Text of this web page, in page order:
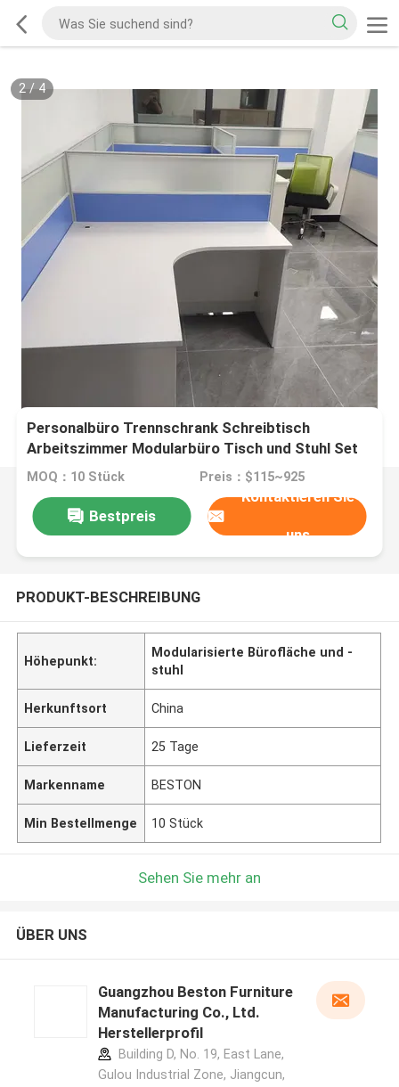
2/ 4
Personalbüro Trennschrank Schreibtisch
Arbeitszimmer Modularbüro Tisch und Stuhl Set
MOQ：10 Stück Preis：$115~925
Bestpreis
Kontaktieren Sie
uns
PRODUKT-BESCHREIBUNG
Höhepunkt:
Modularisierte Bürofläche und -
stuhl
Herkunftsort China
Lieferzeit 25 Tage
Markenname BESTON
Min Bestellmenge 10 Stück
Sehen Sie mehr an
ÜBER UNS
Guangzhou Beston Furniture
Manufacturing Co., Ltd.
Herstellerprofil
Building D, No. 19, East Lane,
Gulou Industrial Zone, Jiangcun,